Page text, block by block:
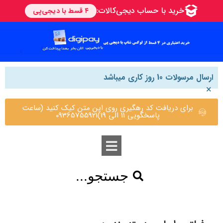
ارسال مرسولات 10 روز کاری میباشد
×
برای دریافت کد رهگیری روی این متن کیک کنید (ساعت
پاسخگویی 11 الی 19)09365755921
جستجو...